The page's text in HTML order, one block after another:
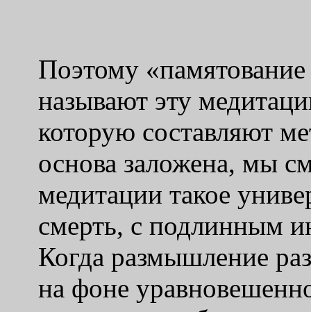
Поэтому «памятование
называют эту
которую составляют
основа заложена, мы
медитации такое
смерть, с подлинным
Когда размышление
на фоне